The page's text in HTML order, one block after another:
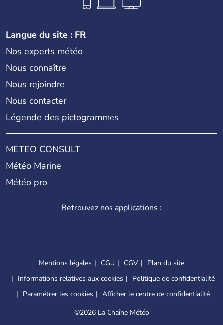
Langue du site : FR
Nos experts météo
Nous connaître
Nous rejoindre
Nous contacter
Légende des pictogrammes
METEO CONSULT
Météo Marine
Météo pro
Retrouvez nos applications :
Mentions légales CGU CGV
Plan du site
Informations relatives aux cookies
Politique de confidentialité
Paramétrer les cookies
Afficher le centre de confidentialité
©2026 La Chaîne Météo